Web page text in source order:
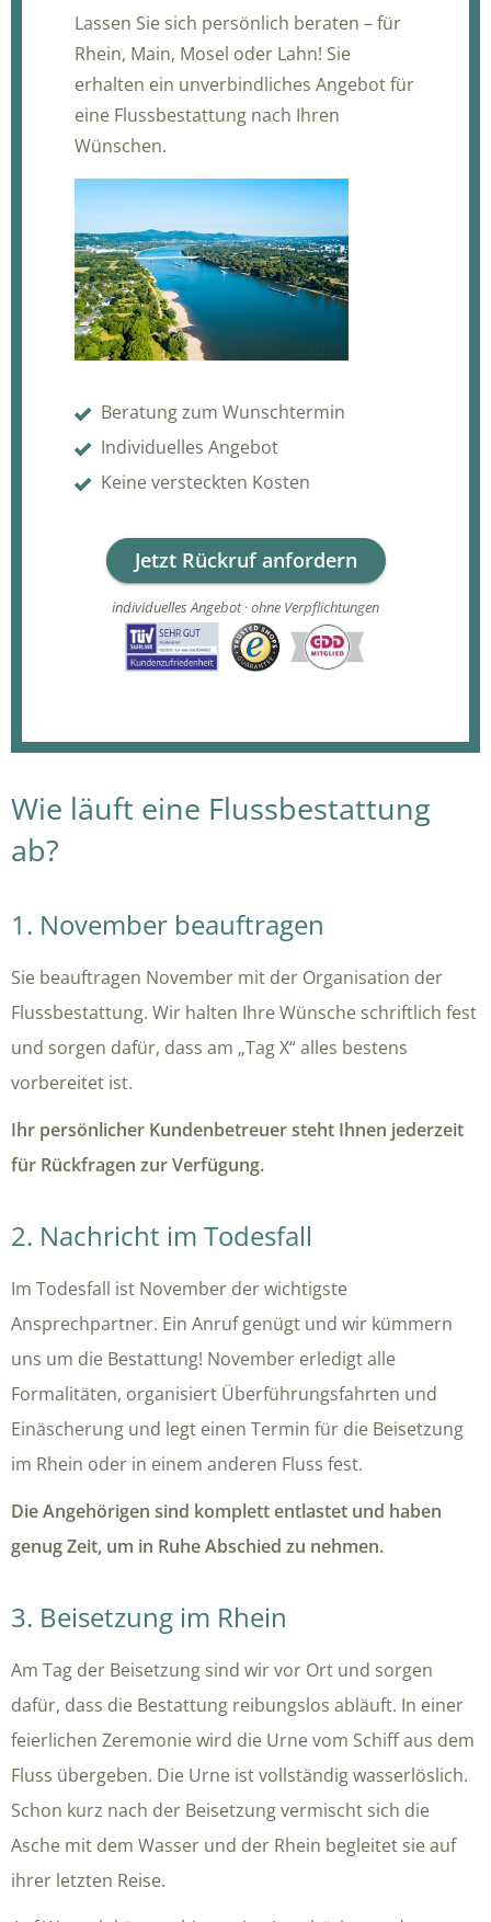
Lassen Sie sich persönlich beraten – für
Rhein, Main, Mosel oder Lahn! Sie
erhalten ein unverbindliches Angebot für
eine Flussbestattung nach Ihren
Wünschen.
Beratung zum Wunschtermin
Individuelles Angebot
Keine versteckten Kosten
Jetzt Rückruf anfordern
individuelles Angebot · ohne Verpflichtungen
Wie läuft eine Flussbestattung
ab?
1. November beauftragen
Sie beauftragen November mit der Organisation der
Flussbestattung. Wir halten Ihre Wünsche schriftlich fest
und sorgen dafür, dass am „Tag X“ alles bestens
vorbereitet ist.
Ihr persönlicher Kundenbetreuer steht Ihnen jederzeit
für Rückfragen zur Verfügung.
2. Nachricht im Todesfall
Im Todesfall ist November der wichtigste
Ansprechpartner. Ein Anruf genügt und wir kümmern
uns um die Bestattung! November erledigt alle
Formalitäten, organisiert Überführungsfahrten und
Einäscherung und legt einen Termin für die Beisetzung
im Rhein oder in einem anderen Fluss fest.
Die Angehörigen sind komplett entlastet und haben
genug Zeit, um in Ruhe Abschied zu nehmen.
3. Beisetzung im Rhein
Am Tag der Beisetzung sind wir vor Ort und sorgen
dafür, dass die Bestattung reibungslos abläuft. In einer
feierlichen Zeremonie wird die Urne vom Schiff aus dem
Fluss übergeben. Die Urne ist vollständig wasserlöslich.
Schon kurz nach der Beisetzung vermischt sich die
Asche mit dem Wasser und der Rhein begleitet sie auf
ihrer letzten Reise.